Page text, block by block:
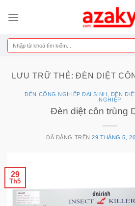
đến
dung
Tìm
kiếm:
LƯU TRỮ THẺ:ĐÈN DIỆT
ĐÈN CÔNG NGHIỆP ĐẠI SINH
ĐÈN
NGHIỆP
Đèn diệt côn trùng
ĐÃ ĐĂNG TRÊN29 THÁNG 5,
29
Th5